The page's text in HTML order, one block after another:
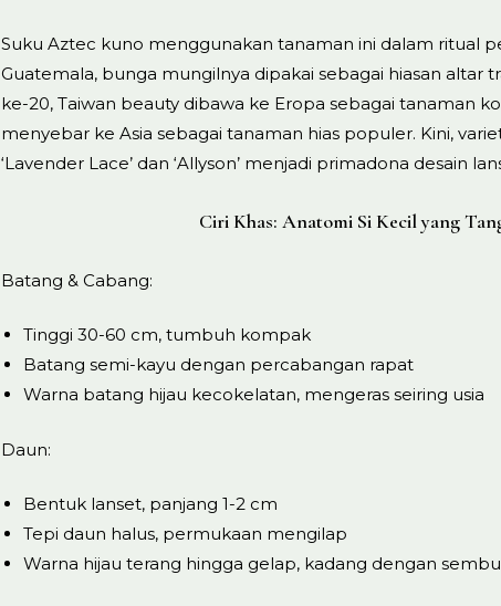
Suku Aztec kuno menggunakan tanaman ini dalam ritual
Guatemala, bunga mungilnya dipakai sebagai hiasan altar
ke-20, Taiwan beauty dibawa ke Eropa sebagai tanaman
menyebar ke Asia sebagai tanaman hias populer. Kini,
‘Lavender Lace’ dan ‘Allyson’ menjadi primadona desain
Ciri Khas: Anatomi Si Kecil yang
Batang & Cabang:
Tinggi 30-60 cm, tumbuh kompak
Batang semi-kayu dengan percabangan rapat
Warna batang hijau kecokelatan, mengeras seiring usia
Daun:
Bentuk lanset, panjang 1-2 cm
Tepi daun halus, permukaan mengilap
Warna hijau terang hingga gelap, kadang dengan